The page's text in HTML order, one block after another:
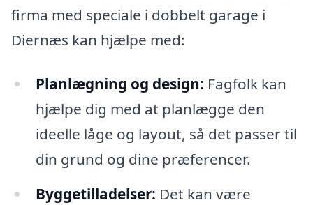
firma med speciale i dobbelt garage i
Diernæs kan hjælpe med:
Planlægning og design: Fagfolk kan
hjælpe dig med at planlægge den
ideelle låge og layout, så det passer til
din grund og dine præferencer.
Byggetilladelser: Det kan være